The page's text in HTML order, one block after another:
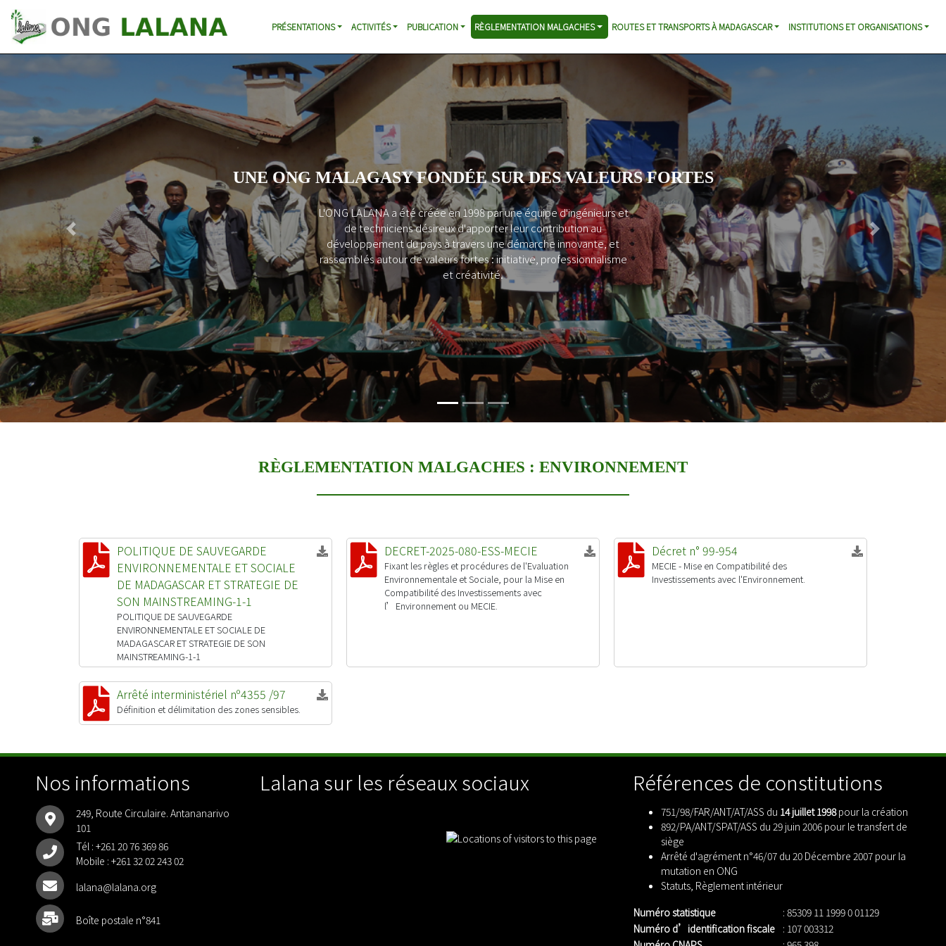
PRÉSENTATIONS ACTIVITÉS PUBLICATION RÈGLEMENTATION MALGACHES ROUTES ET TRANSPORTS À MADAGASCAR INSTITUTIONS ET ORGANISATIONS
UNE ONG MALAGASY FONDÉE SUR DES VALEURS FORTES
L'ONG LALANA a été créée en 1998 par une équipe d'ingénieurs et
de techniciens désireux d'apporter leur contribution au
développement du pays à travers une démarche innovante, et
rassemblés autour de valeurs fortes : initiative, professionnalisme
et créativité.
Previous Next
RÈGLEMENTATION MALGACHES : ENVIRONNEMENT
POLITIQUE DE SAUVEGARDE
ENVIRONNEMENTALE ET SOCIALE
DE MADAGASCAR ET STRATEGIE DE
SON MAINSTREAMING-1-1
POLITIQUE DE SAUVEGARDE
ENVIRONNEMENTALE ET SOCIALE DE
MADAGASCAR ET STRATEGIE DE SON
MAINSTREAMING-1-1
DECRET-2025-080-ESS-MECIE
Fixant les règles et procédures de l'Evaluation
Environnementale et Sociale, pour la Mise en
Compatibilité des Investissements avec
l’Environnement ou MECIE.
Décret n° 99-954
MECIE - Mise en Compatibilité des
Investissements avec l'Environnement.
Arrêté interministériel nº4355 /97
Définition et délimitation des zones sensibles.
Nos informations
249, Route Circulaire. Antananarivo
101
Tél : +261 20 76 369 86
Mobile : +261 32 02 243 02
lalana@lalana.org
Boîte postale n°841
Lalana sur les réseaux sociaux Références de constitutions
751/98/FAR/ANT/AT/ASS du 14 juillet 1998pour la création
892/PA/ANT/SPAT/ASS du 29 juin 2006 pour le transfert de
siège
Arrêté d'agrément n°46/07 du 20 Décembre 2007 pour la
mutation en ONG
Statuts, Règlement intérieur
Numéro statistique
: 85309 11 1999 0 01129
Numéro d’identification fiscale : 107 003312